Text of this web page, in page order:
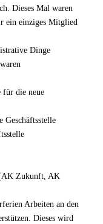
Dieses Mal waren
ein einziges Mitglied
Dinge
für die neue
Geschäftsstelle
(AK Zukunft, AK
Arbeiten an den
Dieses wird